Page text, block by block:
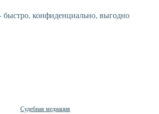
конфиденциально, выгодно
Судебная медиация